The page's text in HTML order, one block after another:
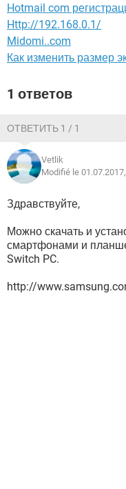
Hotmail com
Http://192.168.0.1/
Midomi..com
Как изменить размер
1 ответов
ОТВЕТИТЬ 1 / 1
Vetlik
Modifié le
Здравствуйте,
Можно скачать и
смартфонами и
Switch PC.
http://